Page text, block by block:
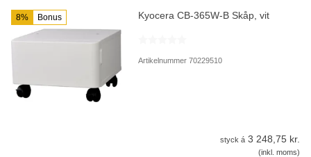
8% Bonus Kyocera CB-365W-B Skåp, vit
Artikelnummer 70229510
styck á 3 248,75 kr.
(inkl. moms)